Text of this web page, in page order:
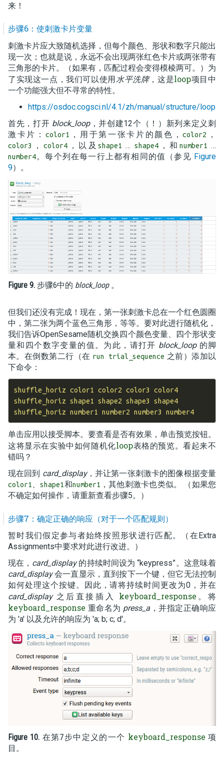
来！
步骤6：使刺激卡片变量
刺激卡片应大致随机选择，但每个颜色、形状和数字只能出
现一次；也就是说，永远不会出现两张红色卡片或两张带有
三角形的卡片。（如果有，匹配过程会变得模棱两可。）为
了实现这一点，我们可以使用水平洗牌，这是loop项目中
一个功能强大但不寻常的特性。
https://osdoc.cogsci.nl/4.1/zh/manual/structure/loop
首先，打开 block_loop，并创建12个（！）新列来定义刺
激卡片：
color1 ，用于第一张卡片的颜色，color2 ，
color3 ， color4，以及shape1 … shape4，和 number1 …
number4。每个列在每一行上都有相同的值（参见 Figure
9）。
Figure 9. 步骤6中的 block_loop。
但我们还没有完成！现在，第一张刺激卡总在一个红色圆圈
中，第二张为两个蓝色三角形，等等。要对此进行随机化，
我们告诉OpenSesame随机交换四个颜色变量、四个形状变
量和四个数字变量的值。为此，请打开 block_loop的脚
本。在倒数第二行（在 run trial_sequence 之前）添加以
下命令：
shuffle_horiz color1 color2 color3 color4
shuffle_horiz shape1 shape2 shape3 shape4
shuffle_horiz number1 number2 number3 number4
单击应用以接受脚本。要查看是否有效果，单击预览按钮。
这将显示在实验中如何随机化loop表格的预览。看起来不
错吗？
现在回到 card_display，并让第一张刺激卡的图像根据变量
color1、shape1和number1 ，其他刺激卡也类似。 （如果您
不确定如何操作，请重新查看步骤5。）
步骤7：确定正确的响应（对于一个匹配规则）
暂时我们假定参与者始终按照形状进行匹配。（在Extra
Assignments中要求对此进行改进。）
现在， card_display的持续时间设为 “keypress”。这意味着
card_display会一直显示，直到按下一个键，但它无法控制
如何处理这个按键。因此，请将持续时间更改为0，并在
card_display之后直接插入 keyboard_response 。将
keyboard_response 重命名为 press_a ，并指定正确响应
为 'a' 以及允许的响应为 'a; b; c; d'。
Figure 10. 在第7步中定义的一个 keyboard_response 项
目。